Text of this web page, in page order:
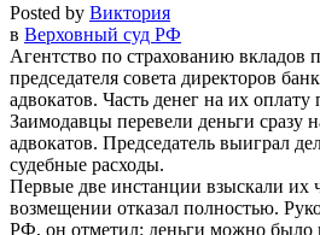
Posted by Виктория
в Верховный суд РФ
Агентство по страхованию вкладов
председателя совета директоров
адвокатов. Часть денег на их оплату
Заимодавцы перевели деньги сразу
адвокатов. Председатель выиграл
судебные расходы.
Первые две инстанции взыскали их
возмещении отказал полностью.
РФ, он отметил: деньги можно было